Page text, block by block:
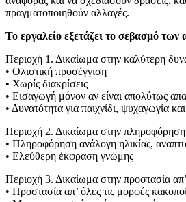
πραγματοποιηθούν αλλαγές.
Το εργαλείο εξετάζει το σεβασμό
Περιοχή 1. Δικαίωμα στην καλύτερη
• Ολιστική προσέγγιση
• Χωρίς διακρίσεις
• Εισαγωγή μόνον αν είναι απολύτως
• Δυνατότητα για παιχνίδι, ψυχαγωγία
Περιοχή 2. Δικαίωμα στην
• Πληροφόρηση ανάλογη ηλικίας,
• Ελεύθερη έκφραση γνώμης
Περιοχή 3. Δικαίωμα στην προστασία
• Προστασία απ’ όλες τις μορφές